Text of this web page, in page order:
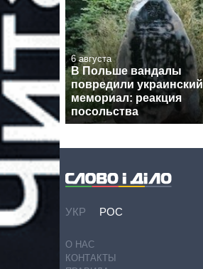
6 августа
В Польше вандалы
повредили украинский
мемориал: реакция
посольства
УКР РОС
О НАС
КОНТАКТЫ